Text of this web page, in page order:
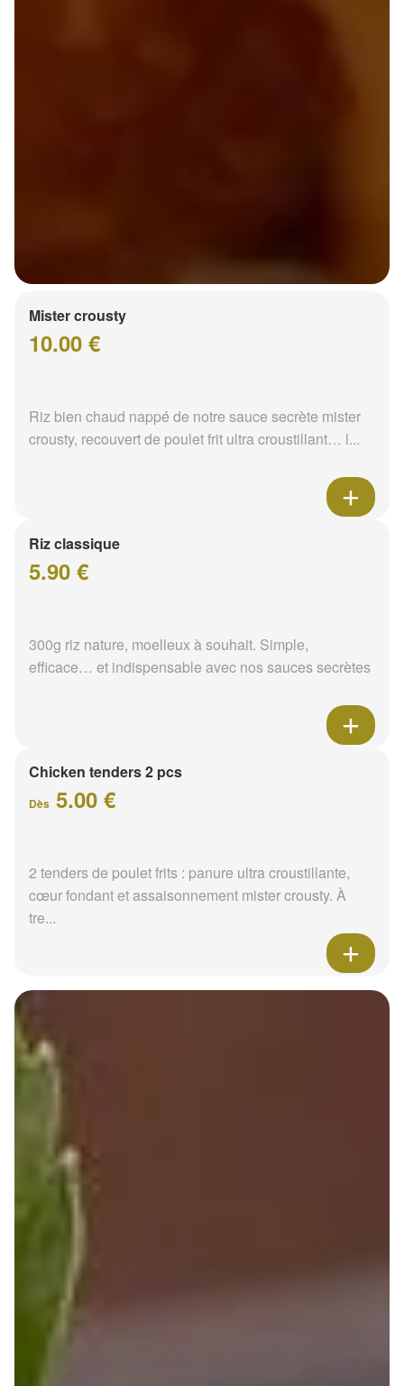
Mister crousty
10.00 €
Riz bien chaud nappé de notre sauce secrète mister
crousty, recouvert de poulet frit ultra croustillant… l...
Riz classique
5.90 €
300g riz nature, moelleux à souhait. Simple,
efficace… et indispensable avec nos sauces secrètes
Chicken tenders 2 pcs
Dès 5.00 €
2 tenders de poulet frits : panure ultra croustillante,
cœur fondant et assaisonnement mister crousty. À
tre...